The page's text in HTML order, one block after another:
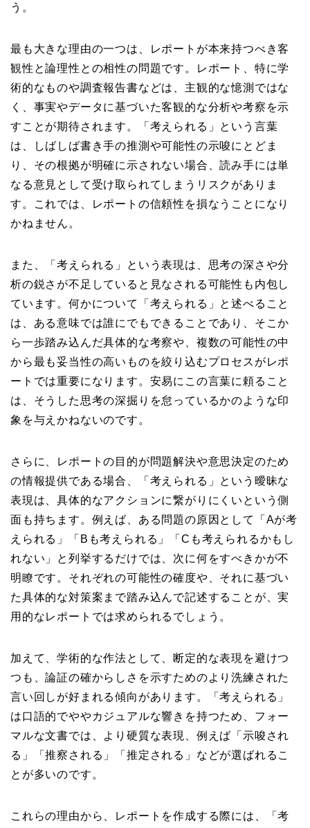
う。
最も大きな理由の一つは、レポートが本来持つべき客
観性と論理性との相性の問題です。レポート、特に学
術的なものや調査報告書などは、主観的な憶測ではな
く、事実やデータに基づいた客観的な分析や考察を示
すことが期待されます。「考えられる」という言葉
は、しばしば書き手の推測や可能性の示唆にとどま
り、その根拠が明確に示されない場合、読み手には単
なる意見として受け取られてしまうリスクがありま
す。これでは、レポートの信頼性を損なうことになり
かねません。
また、「考えられる」という表現は、思考の深さや分
析の鋭さが不足していると見なされる可能性も内包し
ています。何かについて「考えられる」と述べること
は、ある意味では誰にでもできることであり、そこか
ら一歩踏み込んだ具体的な考察や、複数の可能性の中
から最も妥当性の高いものを絞り込むプロセスがレポ
ートでは重要になります。安易にこの言葉に頼ること
は、そうした思考の深掘りを怠っているかのような印
象を与えかねないのです。
さらに、レポートの目的が問題解決や意思決定のため
の情報提供である場合、「考えられる」という曖昧な
表現は、具体的なアクションに繋がりにくいという側
面も持ちます。例えば、ある問題の原因として「Aが考
えられる」「Bも考えられる」「Cも考えられるかもし
れない」と列挙するだけでは、次に何をすべきかが不
明瞭です。それぞれの可能性の確度や、それに基づい
た具体的な対策案まで踏み込んで記述することが、実
用的なレポートでは求められるでしょう。
加えて、学術的な作法として、断定的な表現を避けつ
つも、論証の確からしさを示すためのより洗練された
言い回しが好まれる傾向があります。「考えられる」
は口語的でややカジュアルな響きを持つため、フォー
マルな文書では、より硬質な表現、例えば「示唆され
る」「推察される」「推定される」などが選ばれるこ
とが多いのです。
これらの理由から、レポートを作成する際には、「考